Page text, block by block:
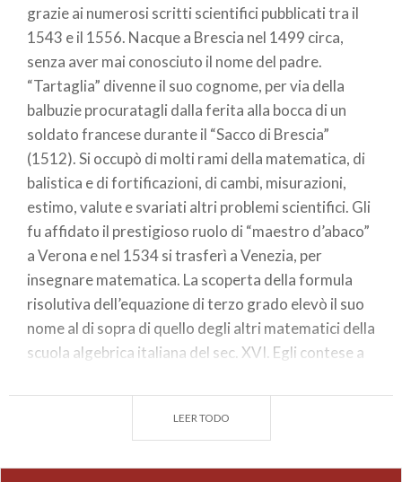
grazie ai numerosi scritti scientifici pubblicati tra il
1543 e il 1556. Nacque a Brescia nel 1499 circa,
senza aver mai conosciuto il nome del padre.
“Tartaglia” divenne il suo cognome, per via della
balbuzie procuratagli dalla ferita alla bocca di un
soldato francese durante il “Sacco di Brescia”
(1512). Si occupò di molti rami della matematica, di
balistica e di fortificazioni, di cambi, misurazioni,
estimo, valute e svariati altri problemi scientifici. Gli
fu affidato il prestigioso ruolo di “maestro d’abaco”
a Verona e nel 1534 si trasferì a Venezia, per
insegnare matematica. La scoperta della formula
risolutiva dell’equazione di terzo grado elevò il suo
nome al di sopra di quello degli altri matematici della
scuola algebrica italiana del sec. XVI. Egli contese a
Morì a Venezia il 13 dicembre 1557. Per ascoltare la
testimonianza di Nicolò Tartaglia, scarica la
NICOLÒ TARTAGLIA Piazza Santa Maria in
LEER TODO